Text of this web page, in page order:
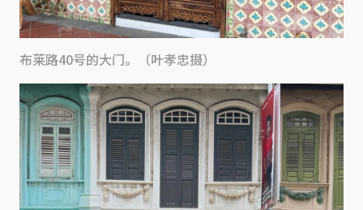
布莱路40号的大门。（叶孝忠摄）